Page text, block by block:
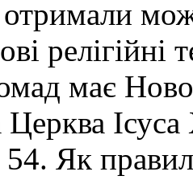
отримали
має
Церква
Як